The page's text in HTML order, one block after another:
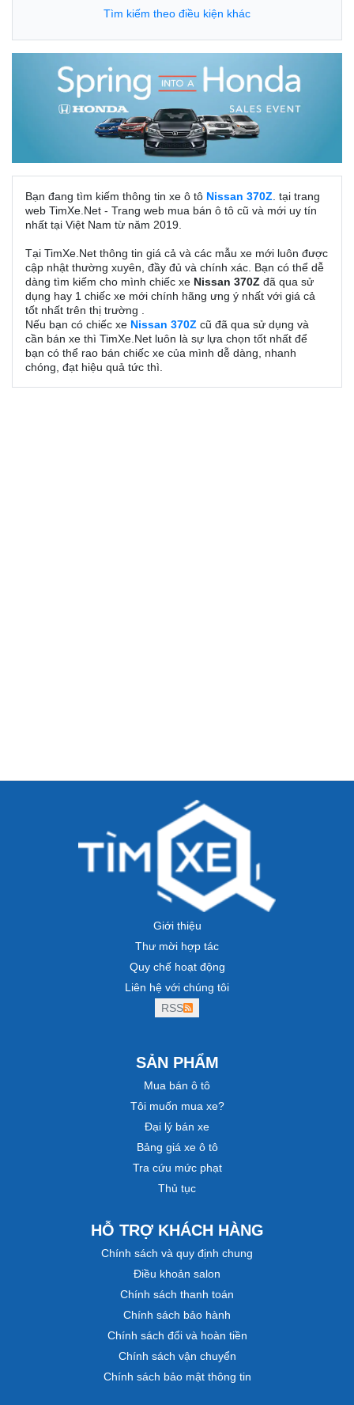
Tìm kiếm theo điều kiện khác
Bạn đang tìm kiếm thông tin xe ô tô Nissan 370Z. tại trang
web TimXe.Net - Trang web mua bán ô tô cũ và mới uy tín
nhất tại Việt Nam từ năm 2019.
Tại TimXe.Net thông tin giá cả và các mẫu xe mới luôn được
cập nhật thường xuyên, đầy đủ và chính xác. Bạn có thể dễ
dàng tìm kiếm cho mình chiếc xe Nissan 370Z đã qua sử
dụng hay 1 chiếc xe mới chính hãng ưng ý nhất với giá cả
tốt nhất trên thị trường .
Nếu bạn có chiếc xe Nissan 370Z cũ đã qua sử dụng và
cần bán xe thì TimXe.Net luôn là sự lựa chọn tốt nhất để
bạn có thể rao bán chiếc xe của mình dễ dàng, nhanh
chóng, đạt hiệu quả tức thì.
Giới thiệu
Thư mời hợp tác
Quy chế hoạt động
Liên hệ với chúng tôi
RSS
SẢN PHẨM
Mua bán ô tô
Tôi muốn mua xe?
Đại lý bán xe
Bảng giá xe ô tô
Tra cứu mức phạt
Thủ tục
HỖ TRỢ KHÁCH HÀNG
Chính sách và quy định chung
Điều khoản salon
Chính sách thanh toán
Chính sách bảo hành
Chính sách đổi và hoàn tiền
Chính sách vận chuyển
Chính sách bảo mật thông tin